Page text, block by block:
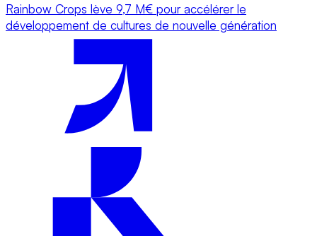
Rainbow Crops lève 9,7 M€ pour accélérer le
développement de cultures de nouvelle génération